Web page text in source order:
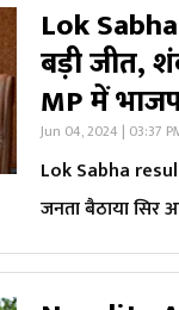
Lok
बड़ी जीत,
MP में
Jun 04, 2024 | 03:37
Lok Sabha
जनता बैठाया सिर